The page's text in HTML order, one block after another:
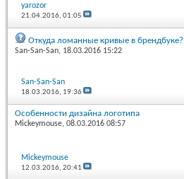
yarozor
21.04.2016,01:05
Откуда ломанные кривые в брендбуке?
San-San-San, 18.03.2016 15:22
San-San-San
18.03.2016, 19:36
Особенности дизайна логотипа
Mickeymouse, 08.03.2016 08:57
Mickeymouse
12.03.2016,20:41